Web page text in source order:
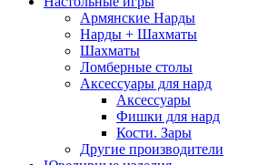
Армянские Нарды
Нарды + Шахматы
Шахматы
Ломберные столы
Аксессуары для нард
Аксессуары
Фишки для нард
Кости. Зары
Другие производители